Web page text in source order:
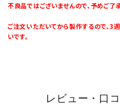
不良品ではございませんので、予めご了
ご注文いただいてから製作するので、3
いです。
レビュー・口